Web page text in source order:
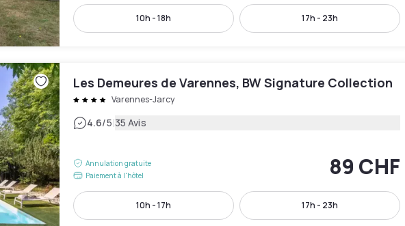
10h - 18h 17h - 23h
Les Demeures de Varennes, BW Signature Collection
Varennes-Jarcy
4.6/5|35 Avis
Annulation gratuite
Paiement à l'hôtel
89 CHF
10h - 17h 17h - 23h